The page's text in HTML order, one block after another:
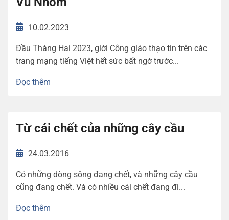
10.02.2023
Đầu Tháng Hai 2023, giới Công giáo thạo tin trên các
trang mạng tiếng Việt hết sức bất ngờ trước...
Đọc thêm
Từ cái chết của những cây cầu
24.03.2016
Có những dòng sông đang chết, và những cây cầu
cũng đang chết. Và có nhiều cái chết đang đi...
Đọc thêm